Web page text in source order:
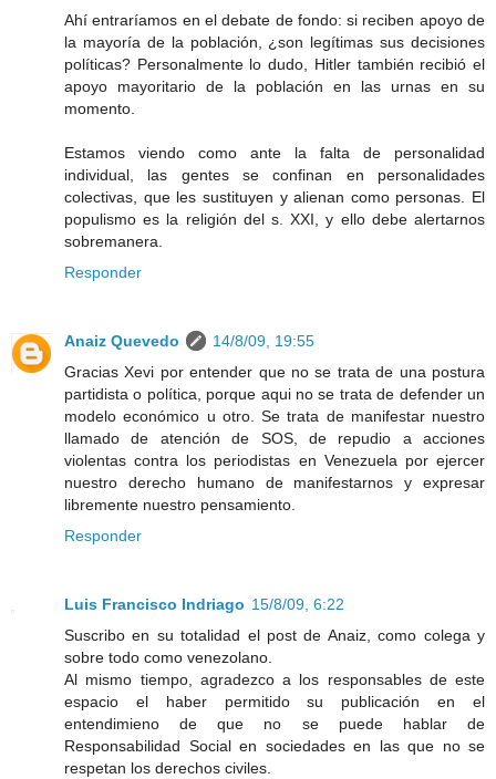
Ahí entraríamos en el debate de fondo: si reciben apoyo de
la mayoría de la población, ¿son legítimas sus decisiones
políticas? Personalmente lo dudo, Hitler también recibió el
apoyo mayoritario de la población en las urnas en su
momento.
Estamos viendo como ante la falta de personalidad
individual, las gentes se confinan en personalidades
colectivas, que les sustituyen y alienan como personas. El
populismo es la religión del s. XXI, y ello debe alertarnos
sobremanera.
Responder
Anaiz Quevedo
14/8/09, 19:55
Gracias Xevi por entender que no se trata de una postura
partidista o política, porque aqui no se trata de defender un
modelo económico u otro. Se trata de manifestar nuestro
llamado de atención de SOS, de repudio a acciones
violentas contra los periodistas en Venezuela por ejercer
nuestro derecho humano de manifestarnos y expresar
libremente nuestro pensamiento.
Responder
Luis Francisco Indriago 15/8/09, 6:22
Suscribo en su totalidad el post de Anaiz, como colega y
sobre todo como venezolano.
Al mismo tiempo, agradezco a los responsables de este
espacio el haber permitido su publicación en el
entendimieno de que no se puede hablar de
Responsabilidad Social en sociedades en las que no se
respetan los derechos civiles.